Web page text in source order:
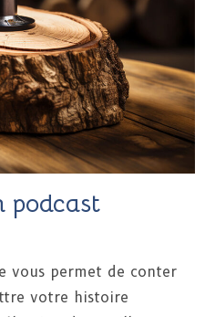
podcast
vous permet de conter
votre histoire